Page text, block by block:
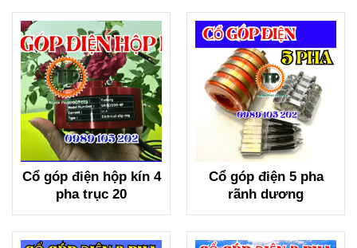
Cổ góp điện hộp kín 4
pha trục 20
Cổ góp điện 5 pha
rãnh dương